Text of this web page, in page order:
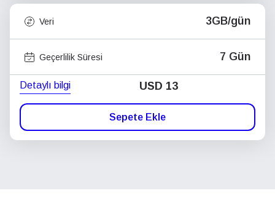
Veri 3GB/gün
Geçerlilik Süresi 7 Gün
Detaylı bilgi USD 13
Sepete Ekle